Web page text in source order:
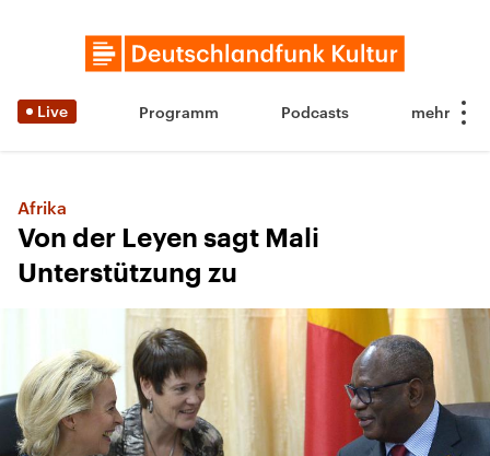
Live Programm Podcasts
Afrika
Von der Leyen sagt Mali
Unterstützung zu